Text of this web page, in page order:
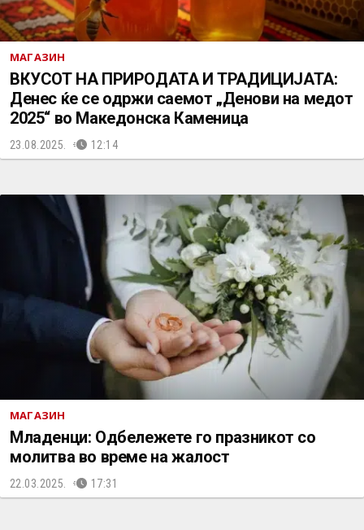
МАГАЗИН
ВКУСОТ НА ПРИРОДАТА И ТРАДИЦИЈАТА:
Денес ќе се одржи саемот „Денови на медот
2025“ во Македонска Каменица
23.08.2025. 12:14
МАГАЗИН
Младенци: Одбележете го празникот со
молитва во време на жалост
22.03.2025. 17:31